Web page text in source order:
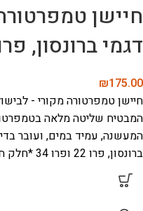
חיישן
דגמי ברונסון, פרו 22 ופרו
₪175.00
חיישן טמפרטורה מקורי -
המבטיח שליטה מלאה
המעשנה, עמיד במים, ועובר
ברונסון, פרו 22 ופרו 34
*חלק